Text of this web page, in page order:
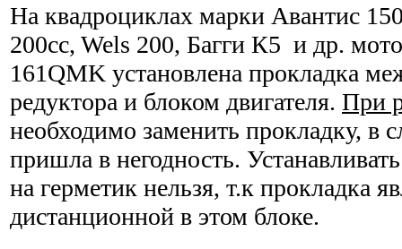
На квадроциклах марки Авантис
200cc, Wels 200, Багги К5 и др.
161QMK установлена прокладка
редуктора и блоком двигателя. При
необходимо заменить прокладку, в
пришла в негодность.
на герметик нельзя, т.к прокладка
дистанционной в этом блоке.